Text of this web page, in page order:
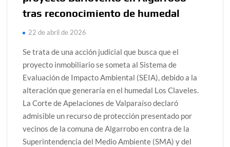
tras reconocimiento de humedal
22 de abril de 2026
Se trata de una acción judicial que busca que el
proyecto inmobiliario se someta al Sistema de
Evaluación de Impacto Ambiental (SEIA), debido a la
alteración que generaría en el humedal Los Claveles.
La Corte de Apelaciones de Valparaíso declaró
admisible un recurso de protección presentado por
vecinos de la comuna de Algarrobo en contra de la
Superintendencia del Medio Ambiente (SMA) y del